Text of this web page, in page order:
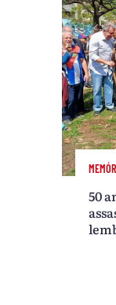
50